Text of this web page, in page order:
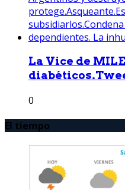
La Vice de
0
El tiempo